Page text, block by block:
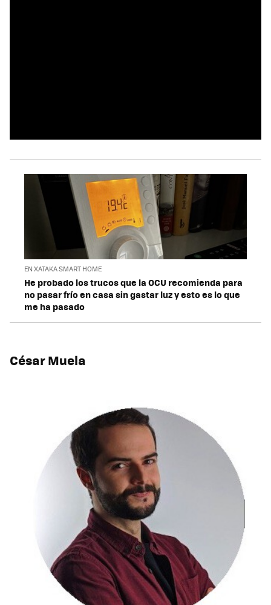
EN XATAKA SMART HOME
He probado los trucos que la OCU recomienda para
no pasar frío en casa sin gastar luz y esto es lo que
me ha pasado
César Muela